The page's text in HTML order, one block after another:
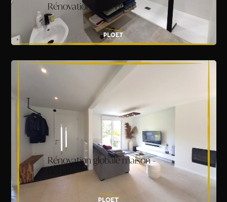
Rénovation Sde - Brest
Rénovation globale maison -
Bohars